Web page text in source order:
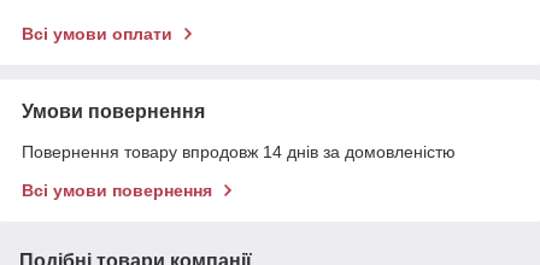
Всі умови оплати
Умови повернення
Повернення товару впродовж 14 днів за домовленістю
Всі умови повернення
Подібні товари компанії